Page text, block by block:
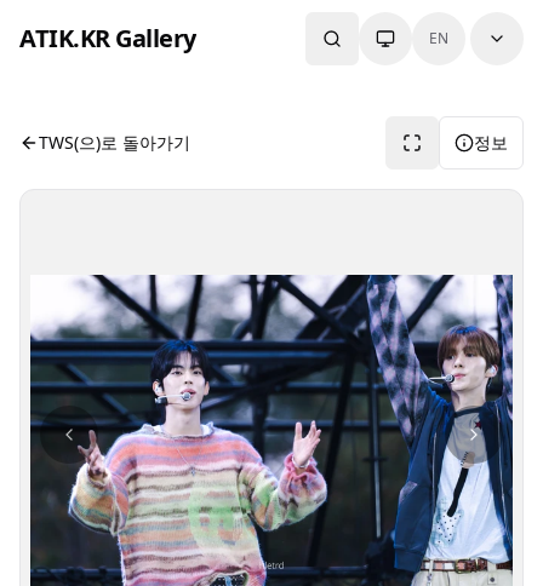
ATIK.KR Gallery EN
#YOUNGJAE #DOHOON #Asia Top Artist Festival
사진 뷰어입니다. 버튼으로 전체화면, 공유, 정보 보기를 사용
TWS(으)로 돌아가기 정보
사진 탐색 가능